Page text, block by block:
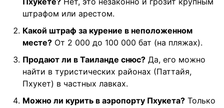
штрафом или арестом.
Какой штраф за курение в неположенном
месте? От 2 000 до 100 000 бат (на пляжах).
Продают ли в Таиланде снюс? Да, его можно
найти в туристических районах (Паттайя,
Пхукет) в частных лавках.
Можно ли курить в аэропорту Пхукета? Только